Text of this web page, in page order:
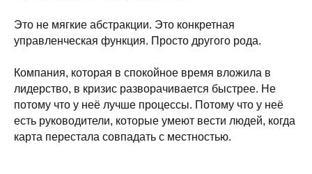
Это не мягкие абстракции. Это конкретная
управленческая функция. Просто другого рода.
Компания, которая в спокойное время вложила в
лидерство, в кризис разворачивается быстрее. Не
потому что у неё лучше процессы. Потому что у неё
есть руководители, которые умеют вести людей, когда
карта перестала совпадать с местностью.